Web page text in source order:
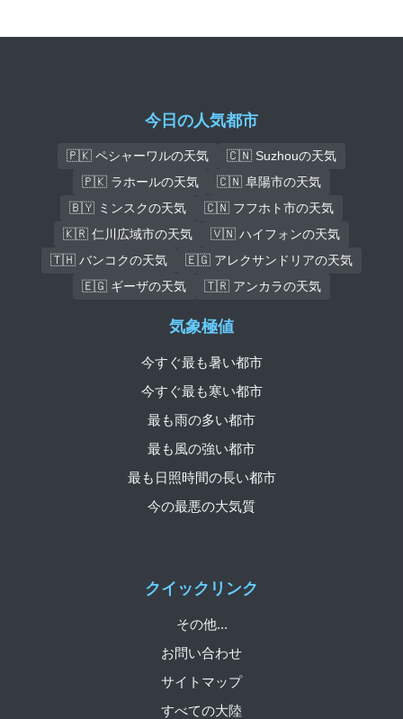
今日の人気都市
🇵🇰 ペシャーワルの天気
🇨🇳 Suzhouの天気
🇵🇰 ラホールの天気
🇨🇳 阜陽市の天気
🇧🇾 ミンスクの天気
🇨🇳 フフホト市の天気
🇰🇷 仁川広域市の天気
🇻🇳 ハイフォンの天気
🇹🇭 バンコクの天気
🇪🇬 アレクサンドリアの天気
🇪🇬 ギーザの天気
🇹🇷 アンカラの天気
クイックリンク
その他...
お問い合わせ
サイトマップ
すべての大陸
気象極値
今すぐ最も暑い都市
今すぐ最も寒い都市
最も雨の多い都市
最も風の強い都市
最も日照時間の長い都市
今の最悪の大気質